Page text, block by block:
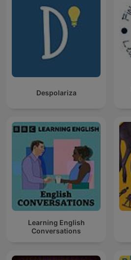
Despolariza
Learning English
Conversations